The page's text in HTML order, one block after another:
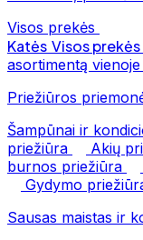
Visos prekės
Katės Visos prekės
asortimentą vienoje
Priežiūros
Šampūnai ir
priežiūra
Akių
burnos priežiūra
Gydymo
Sausas maistas ir